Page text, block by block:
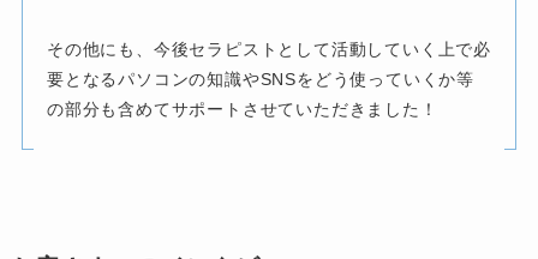
その他にも、今後セラピストとして活動していく上で必
要となるパソコンの知識やSNSをどう使っていくか等
の部分も含めてサポートさせていただきました！